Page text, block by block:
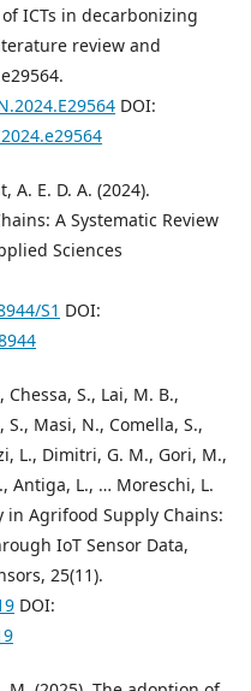
ICTs in decarbonizing
review and
DOI:
A. E. D. A. (2024).
A Systematic Review
Sciences
S1 DOI:
S., Lai, M. B.,
Masi, N., Comella, S.,
L., Dimitri, G. M., Gori, M.,
Antiga, L., … Moreschi, L.
in Agrifood Supply Chains:
IoT Sensor Data,
25(11).
DOI: